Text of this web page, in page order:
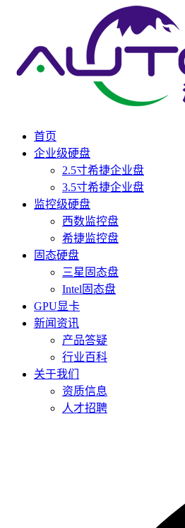
首页
企业级硬盘
2.5寸希捷企业盘
3.5寸希捷企业盘
监控级硬盘
西数监控盘
希捷监控盘
固态硬盘
三星固态盘
Intel固态盘
GPU显卡
新闻资讯
产品答疑
行业百科
关于我们
资质信息
人才招聘